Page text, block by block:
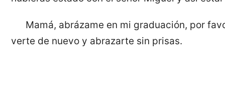
Mamá, abrázame en mi graduación, por
verte de nuevo y abrazarte sin prisas.